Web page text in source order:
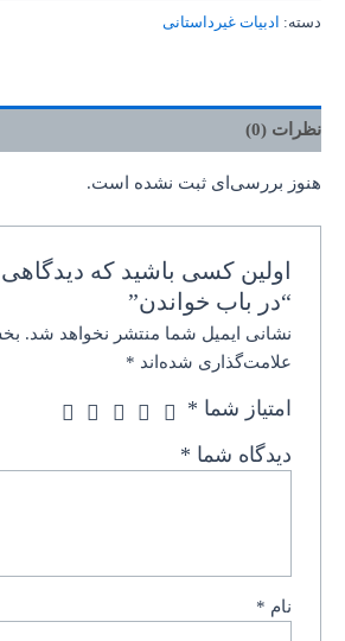
دسته: ادبیات غیرداستانی
نظرات (0)
هنوز بررسی‌ای ثبت نشده است.
اولین کسی باشید که
“در باب خواندن”
نشانی ایمیل شما منتشر نخواهد شد.
علامت‌گذاری شده‌اند *
امتیاز شما *
دیدگاه شما *
نام *